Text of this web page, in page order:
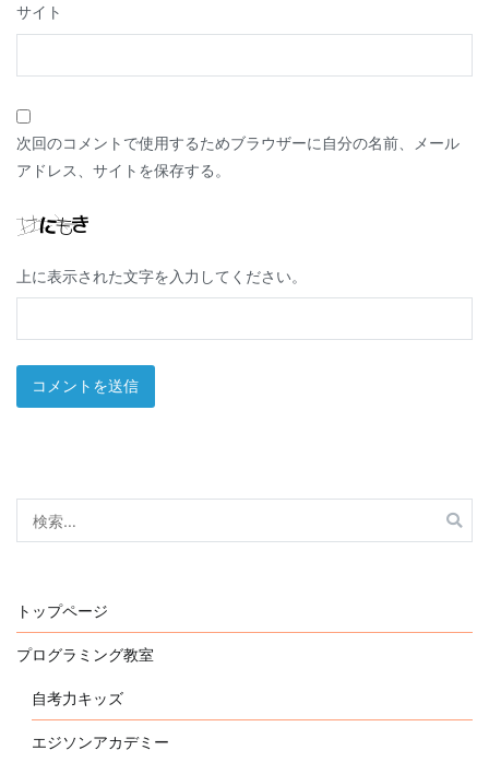
サイト
次回のコメントで使用するためブラウザーに自分の名前、メール
アドレス、サイトを保存する。
上に表示された文字を入力してください。
索:
トップページ
プログラミング教室
自考力キッズ
エジソンアカデミー